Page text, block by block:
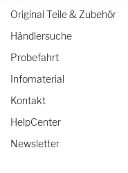
Original Teile & Zubehör
Händlersuche
Probefahrt
Infomaterial
Kontakt
HelpCenter
Newsletter